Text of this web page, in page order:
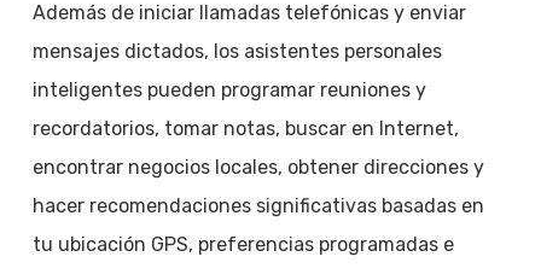
Además de iniciar llamadas telefónicas y enviar
mensajes dictados, los asistentes personales
inteligentes pueden programar reuniones y
recordatorios, tomar notas, buscar en Internet,
encontrar negocios locales, obtener direcciones y
hacer recomendaciones significativas basadas en
tu ubicación GPS, preferencias programadas e